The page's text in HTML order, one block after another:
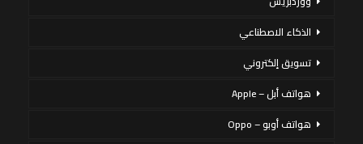
الذكاء الاصطناعي
تسويق إلكتروني
هواتف أبل – Apple
هواتف أوبو – Oppo